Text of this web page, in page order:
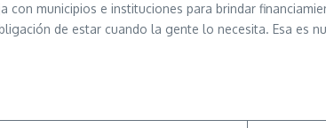
con municipios e instituciones para brindar
de estar cuando la gente lo necesita. Esa es